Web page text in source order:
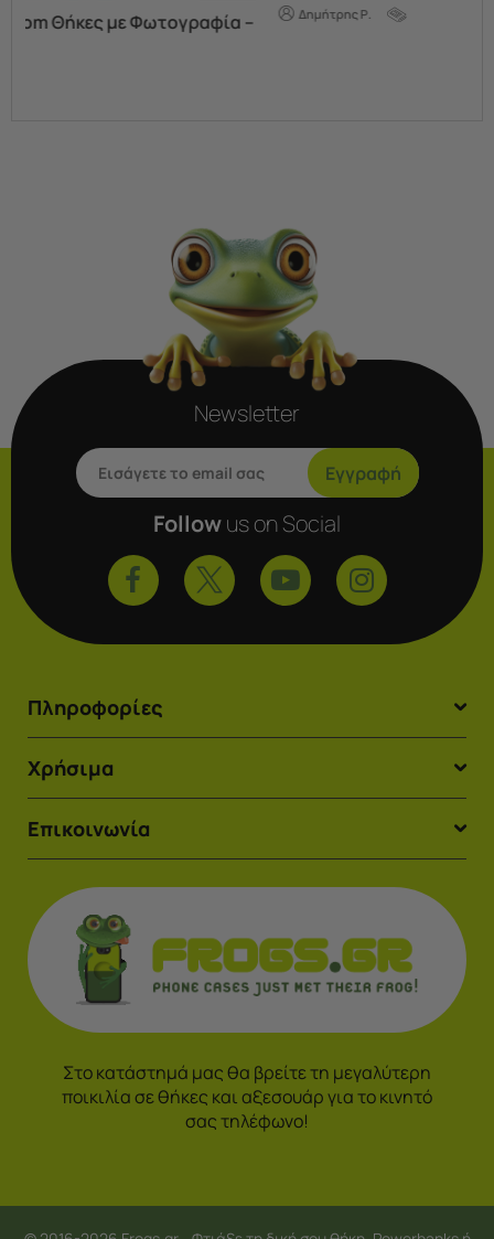
Δημήτρης Ρ.
Newsletter
Εγγραφή
Followus on Social
Πληροφορίες
Χρήσιμα
Επικοινωνία
Στο κατάστημά μας θα βρείτε τη μεγαλύτερη
ποικιλία σε θήκες και αξεσουάρ για το κινητό
σας τηλέφωνο!